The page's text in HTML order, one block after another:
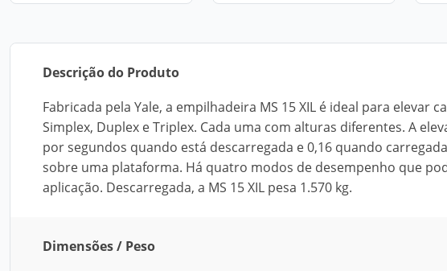
Descrição do Produto
Fabricada pela Yale, a empilhadeira MS 15 XIL é ideal para elevar
Simplex, Duplex e Triplex. Cada uma com alturas diferentes. A
por segundos quando está descarregada e 0,16 quando
sobre uma plataforma. Há quatro modos de desempenho que
aplicação. Descarregada, a MS 15 XIL pesa 1.570 kg.
Dimensões / Peso